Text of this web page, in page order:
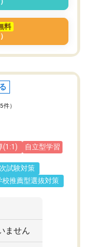
料
5件）
(1:1) 自立型学習
試験対策
校推薦型選抜対策
ません